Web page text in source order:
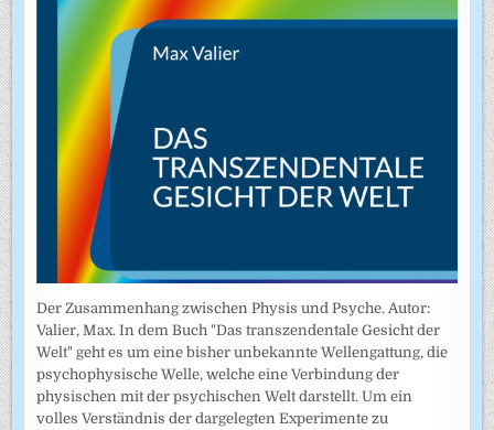
Der Zusammenhang zwischen Physis und Psyche. Autor:
Valier, Max. In dem Buch "Das transzendentale Gesicht der
Welt" geht es um eine bisher unbekannte Wellengattung, die
psychophysische Welle, welche eine Verbindung der
physischen mit der psychischen Welt darstellt. Um ein
volles Verständnis der dargelegten Experimente zu